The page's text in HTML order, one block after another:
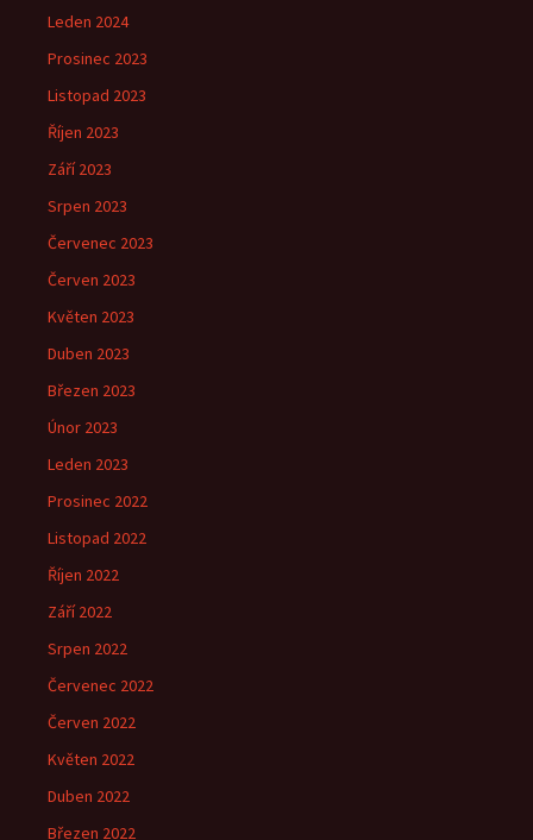
Leden 2024
Prosinec 2023
Listopad 2023
Říjen 2023
Září 2023
Srpen 2023
Červenec 2023
Červen 2023
Květen 2023
Duben 2023
Březen 2023
Únor 2023
Leden 2023
Prosinec 2022
Listopad 2022
Říjen 2022
Září 2022
Srpen 2022
Červenec 2022
Červen 2022
Květen 2022
Duben 2022
Březen 2022